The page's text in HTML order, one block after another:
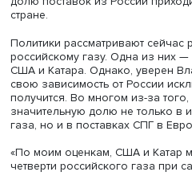
«Задачей ЕС на следующие
запасы газа в хранилищах
без российского газа ЕС
констатирует эксперт.
В течение последних лет
зависимость от импорта
попытки увенчались
последние девять лет шел
долю поставок из России
стране.